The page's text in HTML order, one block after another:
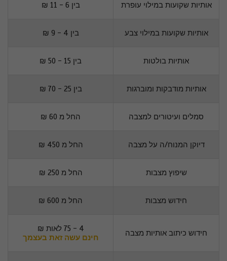
אותיות שקועות במילוי עופרת בין 6 - 11 ₪
אותיות שקועות במילוי צבע בין 4 - 9 ₪
אותיות בולטות בין 15 - 50 ₪
אותיות מודבקות ומוברגות בין 25 - 70 ₪
סמלים ועיטורים למצבה החל מ 60 ₪
דיוקן המנוח/ה על מצבה החל מ 450 ₪
שיפוץ מצבות החל מ 250 ₪
חידוש מצבות החל מ 600 ₪
חידוש כיתוב אותיות מצבה
4 - 75 לאות ₪
חינם עשה זאת בעצמך